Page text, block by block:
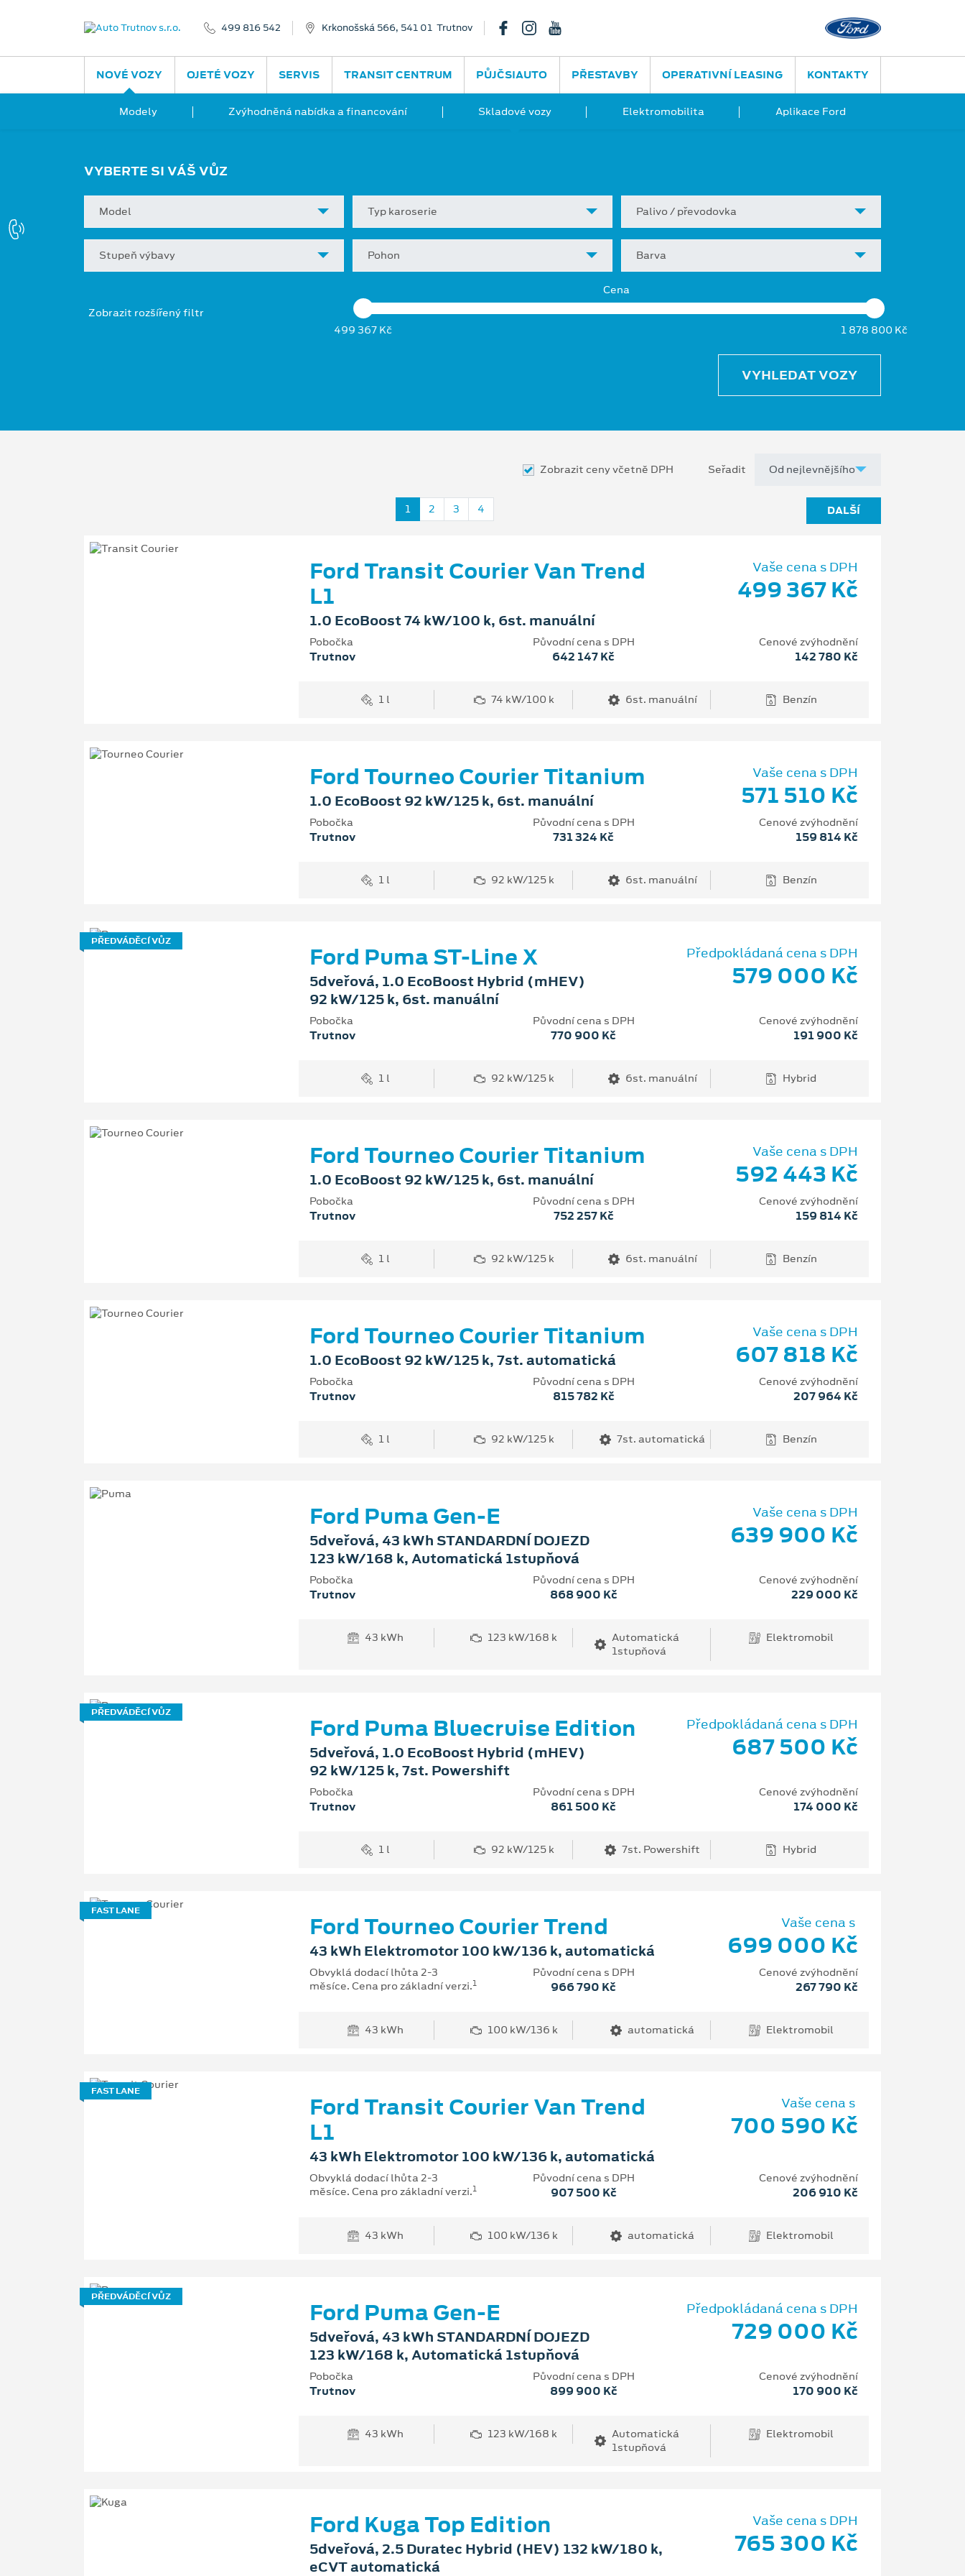
499 816 542 Krkonošská 566, 541 01 Trutnov
NOVÉ VOZY
Modely Zvýhodněná nabídka a financování Skladové vozy Elektromobilita Aplikace Ford
OJETÉ VOZY SERVIS TRANSIT CENTRUM PŮJČSIAUTO PŘESTAVBY OPERATIVNÍ LEASING KONTAKTY
VYBERTE SI VÁŠ VŮZ
Model Typ karoserie Palivo / převodovka
Stupeň výbavy Pohon Barva
Zobrazit rozšířený filtr
Cena
499 367 Kč 1 878 800 Kč
VYHLEDAT VOZY
Zobrazit ceny včetně DPH Seřadit
1 2 3 4 DALŠÍ
Ford Transit Courier Van Trend
L1
1.0 EcoBoost 74 kW/100 k, 6st. manuální
Vaše cena s DPH
499 367 Kč
Pobočka
Trutnov
Původní cena s DPH
642 147 Kč
Cenové zvýhodnění
142 780 Kč
1 l 74 kW/100 k 6st. manuální Benzín
Ford Tourneo Courier Titanium
1.0 EcoBoost 92 kW/125 k, 6st. manuální
Vaše cena s DPH
571 510 Kč
Pobočka
Trutnov
Původní cena s DPH
731 324 Kč
Cenové zvýhodnění
159 814 Kč
1 l 92 kW/125 k 6st. manuální Benzín
PŘEDVÁDĚCÍ VŮZ
Ford Puma ST-Line X
5dveřová, 1.0 EcoBoost Hybrid (mHEV)
92 kW/125 k, 6st. manuální
Předpokládaná cena s DPH
579 000 Kč
Pobočka
Trutnov
Původní cena s DPH
770 900 Kč
Cenové zvýhodnění
191 900 Kč
1 l 92 kW/125 k 6st. manuální Hybrid
Ford Tourneo Courier Titanium
1.0 EcoBoost 92 kW/125 k, 6st. manuální
Vaše cena s DPH
592 443 Kč
Pobočka
Trutnov
Původní cena s DPH
752 257 Kč
Cenové zvýhodnění
159 814 Kč
1 l 92 kW/125 k 6st. manuální Benzín
Ford Tourneo Courier Titanium
1.0 EcoBoost 92 kW/125 k, 7st. automatická
Vaše cena s DPH
607 818 Kč
Pobočka
Trutnov
Původní cena s DPH
815 782 Kč
Cenové zvýhodnění
207 964 Kč
1 l 92 kW/125 k 7st. automatická Benzín
Ford Puma Gen-E
5dveřová, 43 kWh STANDARDNÍ DOJEZD
123 kW/168 k, Automatická 1stupňová
Vaše cena s DPH
639 900 Kč
Pobočka
Trutnov
Původní cena s DPH
868 900 Kč
Cenové zvýhodnění
229 000 Kč
43 kWh 123 kW/168 k
Automatická
1stupňová
Elektromobil
PŘEDVÁDĚCÍ VŮZ
Ford Puma Bluecruise Edition
5dveřová, 1.0 EcoBoost Hybrid (mHEV)
92 kW/125 k, 7st. Powershift
Předpokládaná cena s DPH
687 500 Kč
Pobočka
Trutnov
Původní cena s DPH
861 500 Kč
Cenové zvýhodnění
174 000 Kč
1 l 92 kW/125 k 7st. Powershift Hybrid
FAST LANE
Ford Tourneo Courier Trend
43 kWh Elektromotor 100 kW/136 k, automatická
Vaše cena s
699 000 Kč
Obvyklá dodací lhůta 2-3
měsíce. Cena pro základní verzi.1
Původní cena s DPH
966 790 Kč
Cenové zvýhodnění
267 790 Kč
43 kWh 100 kW/136 k automatická Elektromobil
FAST LANE
Ford Transit Courier Van Trend
L1
43 kWh Elektromotor 100 kW/136 k, automatická
Vaše cena s
700 590 Kč
Obvyklá dodací lhůta 2-3
měsíce. Cena pro základní verzi.1
Původní cena s DPH
907 500 Kč
Cenové zvýhodnění
206 910 Kč
43 kWh 100 kW/136 k automatická Elektromobil
PŘEDVÁDĚCÍ VŮZ
Ford Puma Gen-E
5dveřová, 43 kWh STANDARDNÍ DOJEZD
123 kW/168 k, Automatická 1stupňová
Předpokládaná cena s DPH
729 000 Kč
Pobočka
Trutnov
Původní cena s DPH
899 900 Kč
Cenové zvýhodnění
170 900 Kč
43 kWh 123 kW/168 k
Automatická
1stupňová
Elektromobil
Ford Kuga Top Edition
5dveřová, 2.5 Duratec Hybrid (HEV) 132 kW/180 k,
eCVT automatická
Vaše cena s DPH
765 300 Kč